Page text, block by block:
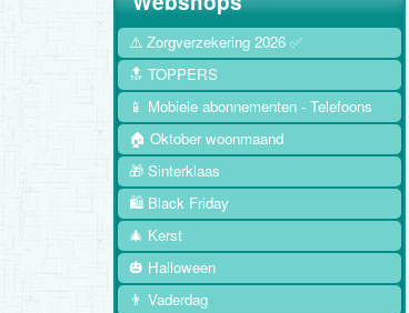
⚠️ Zorgverzekering 2026 ✅
🔝 TOPPERS
📱 Mobiele abonnementen - Telefoons
🏠 Oktober woonmaand
🎁 Sinterklaas
🛍️ Black Friday
🎄 Kerst
🎃 Halloween
👨 Vaderdag